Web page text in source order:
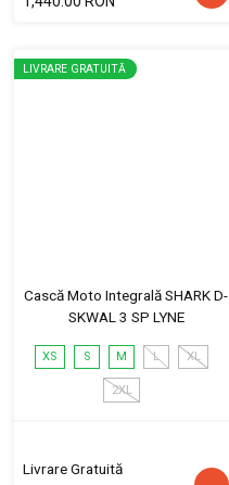
LIVRARE GRATUITĂ
Cască Moto Integrală SHARK D-
SKWAL 3 SP LYNE
XS S M L XL
2XL
Livrare Gratuită